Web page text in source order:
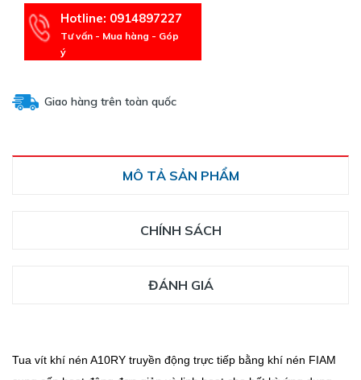
Hotline: 0914897227
Tư vấn - Mua hàng - Góp
ý
Giao hàng trên toàn quốc
MÔ TẢ SẢN PHẨM
CHÍNH SÁCH
ĐÁNH GIÁ
Tua vít khí nén A10RY truyền động trực tiếp bằng khí nén FIAM